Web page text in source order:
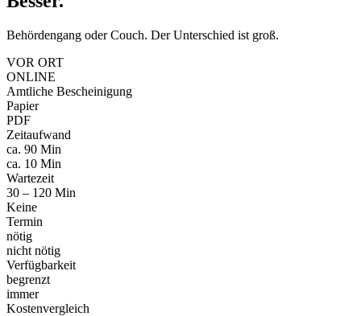
Behördengang oder Couch. Der Unterschied ist groß.
VOR ORT
ONLINE
Amtliche Bescheinigung
Papier
PDF
Zeitaufwand
ca. 90 Min
ca. 10 Min
Wartezeit
30 – 120 Min
Keine
Termin
nötig
nicht nötig
Verfügbarkeit
begrenzt
immer
Kostenvergleich